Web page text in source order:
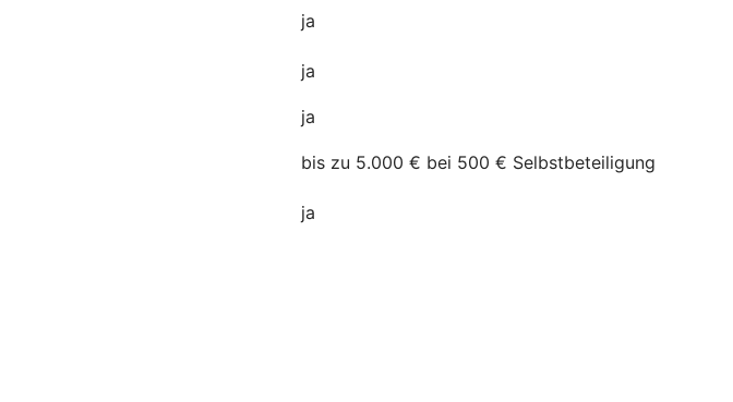
ja
ja
ja
bis zu 5.000 € bei 500 € Selbstbeteiligung
ja